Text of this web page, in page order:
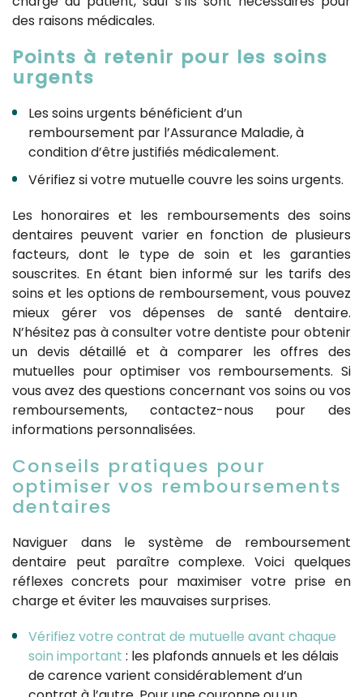
des raisons médicales.
Points à retenir pour les soins
urgents
Les soins urgents bénéficient d’un
remboursement par l’Assurance Maladie, à
condition d’être justifiés médicalement.
Vérifiez si votre mutuelle couvre les soins urgents.
Les honoraires et les remboursements des soins
dentaires peuvent varier en fonction de plusieurs
facteurs, dont le type de soin et les garanties
souscrites. En étant bien informé sur les tarifs des
soins et les options de remboursement, vous pouvez
mieux gérer vos dépenses de santé dentaire.
N’hésitez pas à consulter votre dentiste pour obtenir
un devis détaillé et à comparer les offres des
mutuelles pour optimiser vos remboursements. Si
vous avez des questions concernant vos soins ou vos
remboursements, contactez-nous pour des
informations personnalisées.
Conseils pratiques pour
optimiser vos remboursements
dentaires
Naviguer dans le système de remboursement
dentaire peut paraître complexe. Voici quelques
réflexes concrets pour maximiser votre prise en
charge et éviter les mauvaises surprises.
Vérifiez votre contrat de mutuelle avant chaque
soin important : les plafonds annuels et les délais
de carence varient considérablement d’un